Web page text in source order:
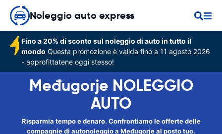
Noleggio auto express
Fino a 20% di sconto sul noleggio di auto in tutto il
mondo Questa promozione è valida fino a 11 agosto 2026
- approfittatene oggi stesso!
Međugorje NOLEGGIO
AUTO
Risparmia tempo e denaro. Confrontiamo le offerte delle
compagnie di autonoleggio a Međugorje al posto tuo.